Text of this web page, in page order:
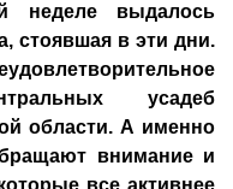
неделе выдалось
стоявшая в эти дни.
усадеб
области. А именно
внимание и
все активнее